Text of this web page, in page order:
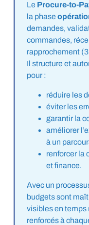
Le Procure-to-
la phase
demandes,
commandes,
rapprochement
Il structure et
pour :
réduire les
éviter les
garantir la
améliorer
à un
renforcer la
et finance.
Avec un
budgets sont
visibles en temps
renforcés à